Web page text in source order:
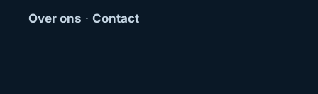
Over ons · Contact